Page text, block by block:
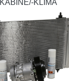
KABINE/-KLIMA